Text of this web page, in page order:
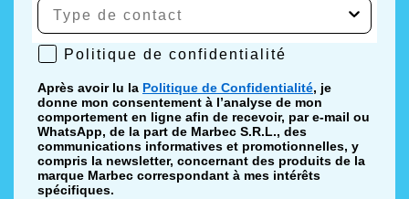
Politique de confidentialité
Politique de confidentialité
Après avoir lu la Politique de Confidentialité, je
donne mon consentement à l’analyse de mon
comportement en ligne afin de recevoir, par e-mail ou
WhatsApp, de la part de Marbec S.R.L., des
communications informatives et promotionnelles, y
compris la newsletter, concernant des produits de la
marque Marbec correspondant à mes intérêts
spécifiques.